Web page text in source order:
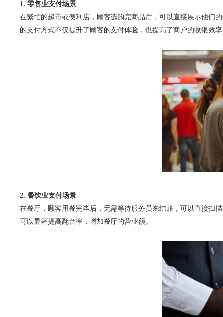
1. 零售业支付场景
在繁忙的超市或便利店，顾客选购完商品后，可以直接展示他们
的支付方式不仅提升了顾客的支付体验，也提高了商户的收银效
2. 餐饮业支付场景
在餐厅，顾客用餐完毕后，无需等待服务员来结账，可以直接扫
可以显著提高翻台率，增加餐厅的营业额。